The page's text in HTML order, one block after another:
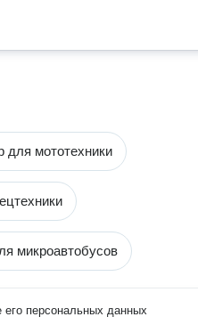
для мототехники
микроавтобусов
его персональных данных